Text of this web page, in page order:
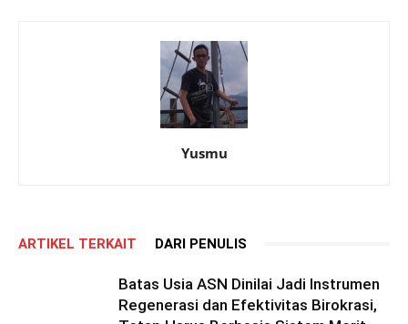
Yusmu
ARTIKEL TERKAIT DARI PENULIS
Batas Usia ASN Dinilai Jadi Instrumen
Regenerasi dan Efektivitas Birokrasi,